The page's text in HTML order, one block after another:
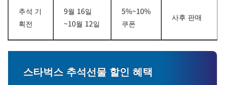
추석 기
획전
9월 16일
~10월 12일
5%~10%
쿠폰
사후 판매
스타벅스 추석선물 할인 혜택